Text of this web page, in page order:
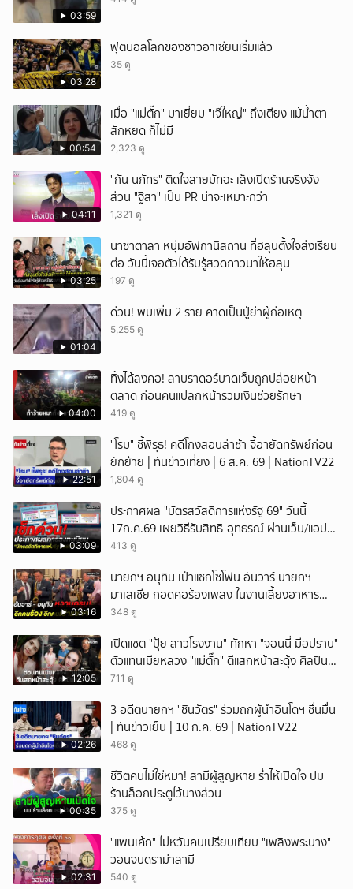
03:59
03:28
ฟุตบอลโลกของชาวอาเซียนเริ่มแล้ว
35 ดู
00:54
เมื่อ "แม่ตั๊ก" มาเยี่ยม "เจ๊ใหญ่" ถึงเตียง แม้น้ำตา
สักหยด ก็ไม่มี
2,323 ดู
04:11
"กัน นภัทร" ติดใจสายมัทฉะ เล็งเปิดร้านจริงจัง
ส่วน "ฐิสา" เป็น PR น่าจะเหมาะกว่า
1,321 ดู
03:25
นาซาตาลา หนุ่มอัฟกานิสถาน ที่ฮลุนตั้งใจส่งเรียน
ต่อ วันนี้เจอตัวได้รับรู้สวดภาวนาให้ฮลุน
197 ดู
01:04
ด่วน! พบเพิ่ม 2 ราย คาดเป็นปู่ย่าผู้ก่อเหตุ
5,255 ดู
04:00
ทิ้งได้ลงคอ! ลาบราดอร์บาดเจ็บถูกปล่อยหน้า
ตลาด ก่อนคนแปลกหน้ารวมเงินช่วยรักษา
419 ดู
22:51
"โรม" ชี้พิรุธ! คดีโกงสอบล่าช้า จี้อายัดทรัพย์ก่อน
ยักย้าย | ทันข่าวเที่ยง | 6 ส.ค. 69 | NationTV22
1,804 ดู
03:09
ประกาศผล "บัตรสวัสดิการแห่งรัฐ 69" วันนี้
17ก.ค.69 เผยวิธีรับสิทธิ-อุทธรณ์ ผ่านเว็บ/แอป
เป๋าตัง/ทางรัฐ
413 ดู
03:16
นายกฯ อนุทิน เป่าแซกโซโฟน อันวาร์ นายกฯ
มาเลเซีย กอดคอร้องเพลง ในงานเลี้ยงอาหาร
กลางวันต้อนรับ
348 ดู
12:05
เปิดแชต "ปุ้ย สาวโรงงาน" ทักหา "จอนนี่ มือปราบ"
ตัวแทนเมียหลวง "แม่ตั๊ก" ตีแสกหน้าสะดุ้ง ศิลปิน
หน้าใหม่?
711 ดู
02:26
3 อดีตนายกฯ "ชินวัตร" ร่วมถกผู้นำอินโดฯ ชื่นมื่น
| ทันข่าวเย็น | 10 ก.ค. 69 | NationTV22
468 ดู
00:35
ชีวิตคนไม่ใช่หมา! สามีผู้สูญหาย ร่ำไห้เปิดใจ ปม
ร้านล็อกประตูไว้บางส่วน
375 ดู
02:31
"แพนเค้ก" ไม่หวันคนเปรียบเทียบ "เพลิงพระนาง"
วอนจบดราม่าสามี
540 ดู